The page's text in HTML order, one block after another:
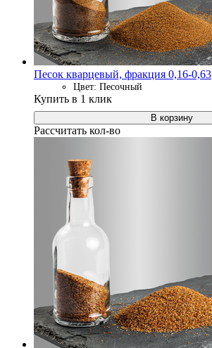
Песок кварцевый, фракция 0,16-0,63
Цвет: Песочный
Купить в 1 клик
В корзину
Рассчитать кол-во